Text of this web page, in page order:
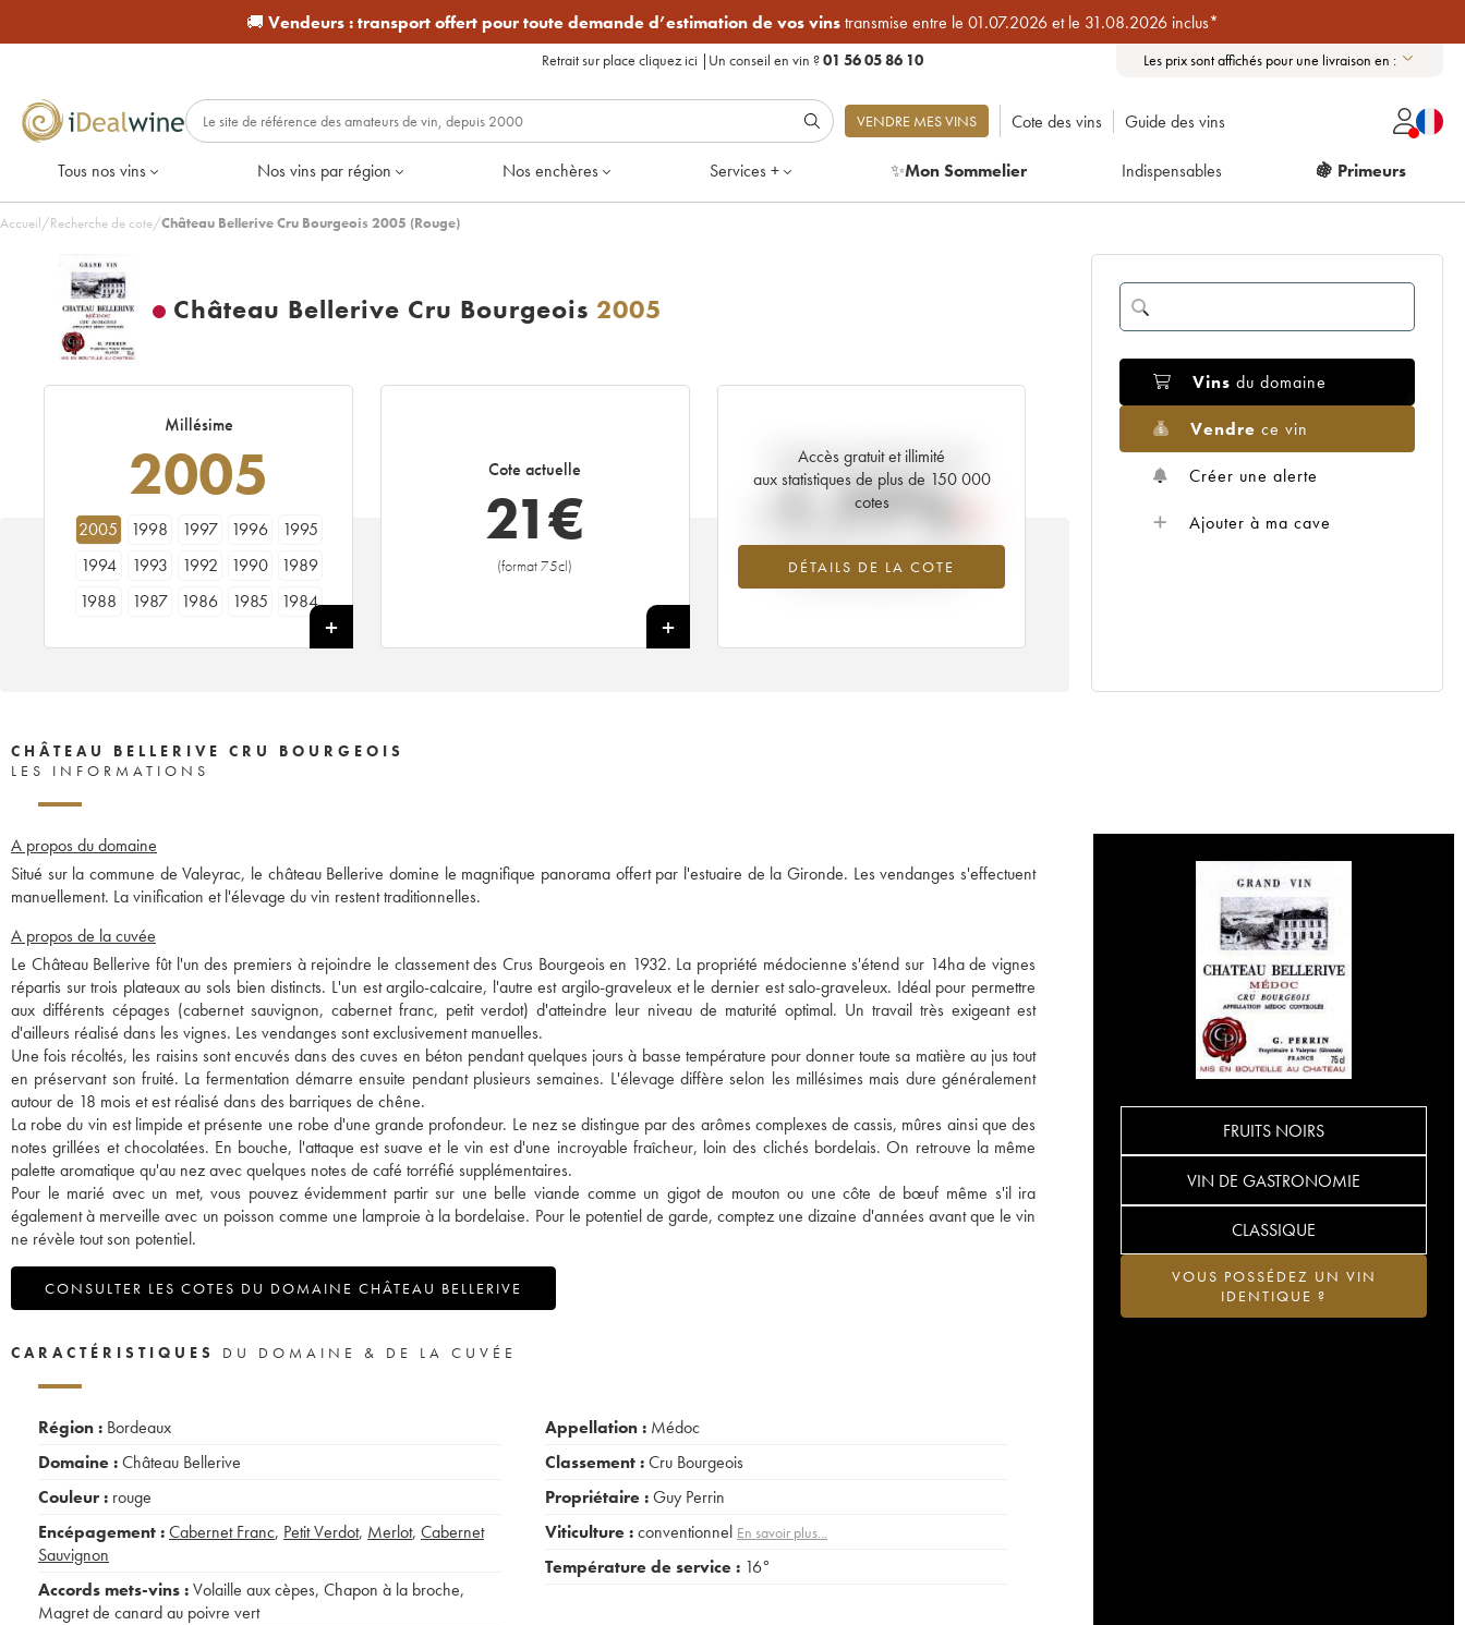
🚚 Vendeurs :transport offert pour toute demande d’estimation de vos vinstransmise entre le 01.07.2026 et le 31.08.2026 inclus*
Retrait sur place cliquez ici | Un conseil en vin ?01 56 05 86 10 Les prix sont affichés pour une livraison en :
VENDRE MES VINS Cote des vins Guide des vins
Tous nos vins Nos vins par région Nos enchères Services + ✨Mon Sommelier Indispensables 🍇 Primeurs
Accueil/Recherche de cote/Château Bellerive Cru Bourgeois 2005 (Rouge)
Château Bellerive Cru Bourgeois 2005
Millésime
2005
2005 1998 1997 1996
1995
1994
1993 1992 1990
1989
1988
1987 1986 1985
1984
Cote actuelle
21€
(format 75cl)
+
Accès gratuit et illimité
aux statistiques de plus de 150 000
cotes
DÉTAILS DE LA COTE
Tendance actuelle de la cote
-1.77%
Tendance à la baisse du millésime 2005
en 2026 par rapport à 2025
Vins du domaine
Vendre ce vin
Créer une alerte
Ajouter à ma cave
CHÂTEAU BELLERIVE CRU BOURGEOIS
LES INFORMATIONS
A propos du domaine
Situé sur la commune de Valeyrac, le château Bellerive domine le magnifique panorama offert par l'estuaire de la Gironde. Les vendanges s'effectuent
manuellement. La vinification et l'élevage du vin restent traditionnelles.
A propos de la cuvée
Le Château Bellerive fût l'un des premiers à rejoindre le classement des Crus Bourgeois en 1932. La propriété médocienne s'étend sur 14ha de vignes
répartis sur trois plateaux au sols bien distincts. L'un est argilo-calcaire, l'autre est argilo-graveleux et le dernier est salo-graveleux. Idéal pour permettre
aux différents cépages (cabernet sauvignon, cabernet franc, petit verdot) d'atteindre leur niveau de maturité optimal. Un travail très exigeant est
d'ailleurs réalisé dans les vignes. Les vendanges sont exclusivement manuelles.
Une fois récoltés, les raisins sont encuvés dans des cuves en béton pendant quelques jours à basse température pour donner toute sa matière au jus tout
en préservant son fruité. La fermentation démarre ensuite pendant plusieurs semaines. L'élevage diffère selon les millésimes mais dure généralement
autour de 18 mois et est réalisé dans des barriques de chêne.
La robe du vin est limpide et présente une robe d'une grande profondeur. Le nez se distingue par des arômes complexes de cassis, mûres ainsi que des
notes grillées et chocolatées. En bouche, l'attaque est suave et le vin est d'une incroyable fraîcheur, loin des clichés bordelais. On retrouve la même
palette aromatique qu'au nez avec quelques notes de café torréfié supplémentaires.
Pour le marié avec un met, vous pouvez évidemment partir sur une belle viande comme un gigot de mouton ou une côte de bœuf même s'il ira
également à merveille avec un poisson comme une lamproie à la bordelaise. Pour le potentiel de garde, comptez une dizaine d'années avant que le vin
ne révèle tout son potentiel.
CONSULTER LES COTES DU DOMAINE CHÂTEAU BELLERIVE
FRUITS NOIRS
VIN DE GASTRONOMIE
CLASSIQUE
VOUS POSSÉDEZ UN VIN
IDENTIQUE ?
CARACTÉRISTIQUES DU DOMAINE & DE LA CUVÉE
Région : Bordeaux
Domaine :Château Bellerive
Couleur : rouge
Encépagement :Cabernet Franc, Petit Verdot, Merlot, Cabernet
Sauvignon
Accords mets-vins :Volaille aux cèpes, Chapon à la broche,
Magret de canard au poivre vert
Appellation : Médoc
Classement :Cru Bourgeois
Propriétaire :Guy Perrin
Viticulture :conventionnel En savoir plus...
Température de service : 16°